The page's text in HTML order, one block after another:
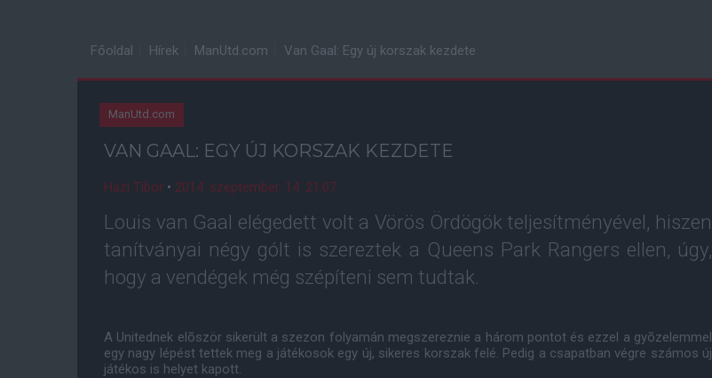
Főoldal Hírek ManUtd.com Van Gaal: Egy új korszak kezdete
ManUtd.com
VAN GAAL: EGY ÚJ KORSZAK KEZDETE
Házi Tibor • 2014. szeptember. 14. 21:07
Louis van Gaal elégedett volt a Vörös Ördögök teljesítményével, hiszen
tanítványai négy gólt is szereztek a Queens Park Rangers ellen, úgy,
hogy a vendégek még szépíteni sem tudtak.
A Unitednek elõször sikerült a szezon folyamán megszereznie a három pontot és ezzel a gyõzelemmel
egy nagy lépést tettek meg a játékosok egy új, sikeres korszak felé. Pedig a csapatban végre számos új
játékos is helyet kapott.